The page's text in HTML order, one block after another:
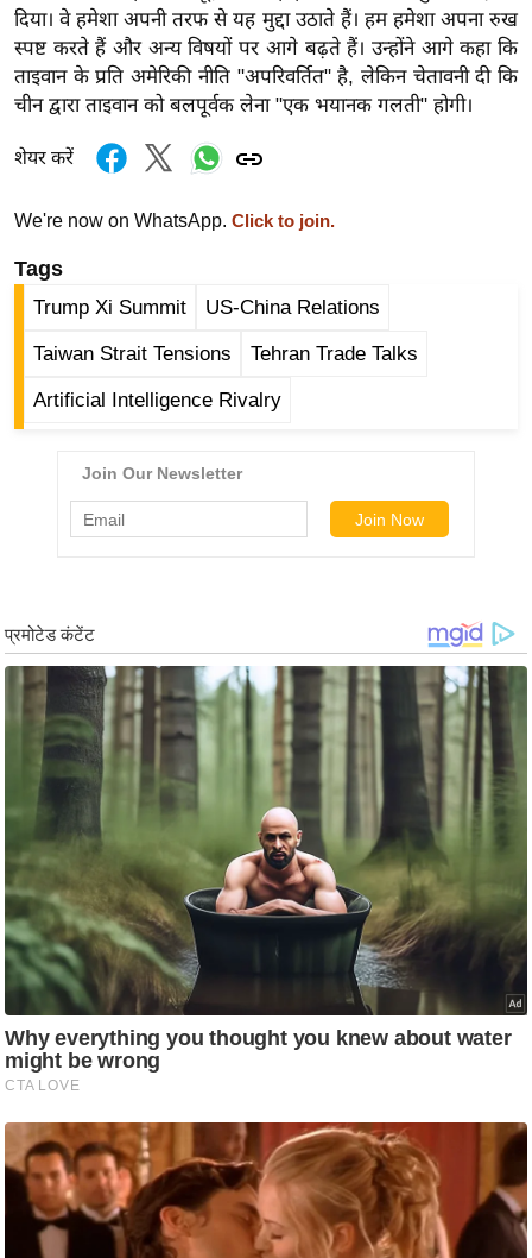
ग
त
बॉ
वु
हॉ
ली
ड
फि
ल्म
k
i
N
e
s
ला
इ
फ
स्टा
इ
ल
टे
क्नॉ
लॉ
जी
ब्यू
टी
दिया। वे हमेशा अपनी तरफ से यह मुद्दा उठाते हैं। हम हमेशा अपना रुख
स्पष्ट करते हैं और अन्य विषयों पर आगे बढ़ते हैं। उन्होंने आगे कहा कि
ताइवान के प्रति अमेरिकी नीति "अपरिवर्तित" है, लेकिन चेतावनी दी कि
चीन द्वारा ताइवान को बलपूर्वक लेना "एक भयानक गलती" होगी।
शेयर करें
We're now on WhatsApp. Click to join.
Tags
Trump Xi Summit US-China Relations
Taiwan Strait Tensions Tehran Trade Talks
Artificial Intelligence Rivalry